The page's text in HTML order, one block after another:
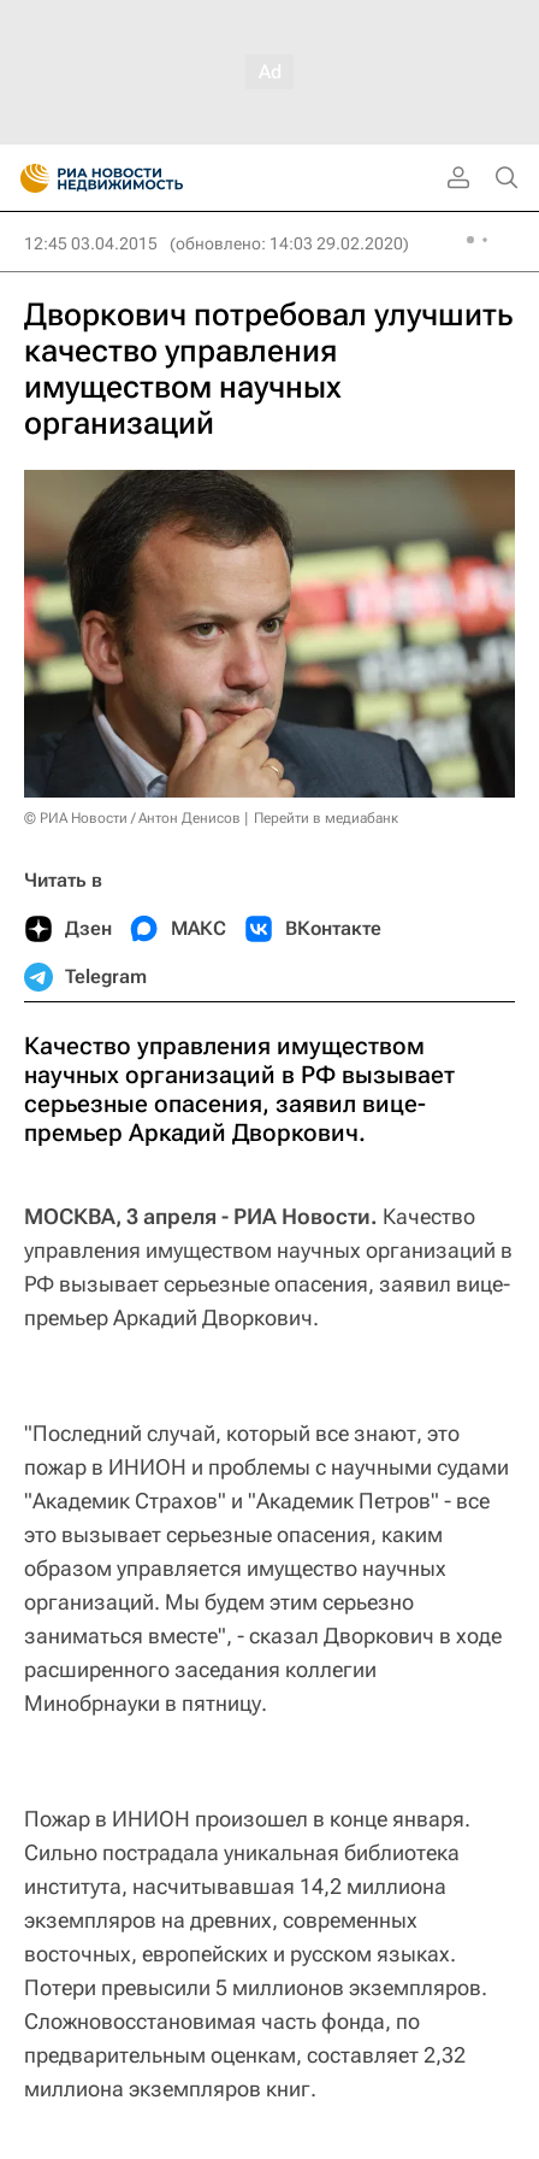
12:45 03.04.2015 (обновлено: 14:03 29.02.2020)
Дворкович потребовал улучшить
качество управления
имуществом научных
организаций
© РИА Новости / Антон Денисов Перейти в медиабанк
Читать в
Дзен МАКС ВКонтакте
Telegram
Качество управления имуществом
научных организаций в РФ вызывает
серьезные опасения, заявил вице-
премьер Аркадий Дворкович.
МОСКВА, 3 апреля - РИА Новости. Качество
управления имуществом научных организаций в
РФ вызывает серьезные опасения, заявил вице-
премьер Аркадий Дворкович.
"Последний случай, который все знают, это
пожар в ИНИОН и проблемы с научными судами
"Академик Страхов" и "Академик Петров" - все
это вызывает серьезные опасения, каким
образом управляется имущество научных
организаций. Мы будем этим серьезно
заниматься вместе", - сказал Дворкович в ходе
расширенного заседания коллегии
Минобрнауки в пятницу.
Пожар в ИНИОН произошел в конце января.
Сильно пострадала уникальная библиотека
института, насчитывавшая 14,2 миллиона
экземпляров на древних, современных
восточных, европейских и русском языках.
Потери превысили 5 миллионов экземпляров.
Сложновосстановимая часть фонда, по
предварительным оценкам, составляет 2,32
миллиона экземпляров книг.